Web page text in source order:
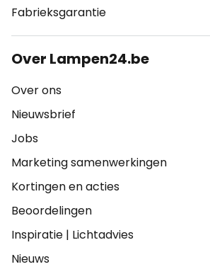
Fabrieksgarantie
Over Lampen24.be
Over ons
Nieuwsbrief
Jobs
Marketing samenwerkingen
Kortingen en acties
Beoordelingen
Inspiratie | Lichtadvies
Nieuws